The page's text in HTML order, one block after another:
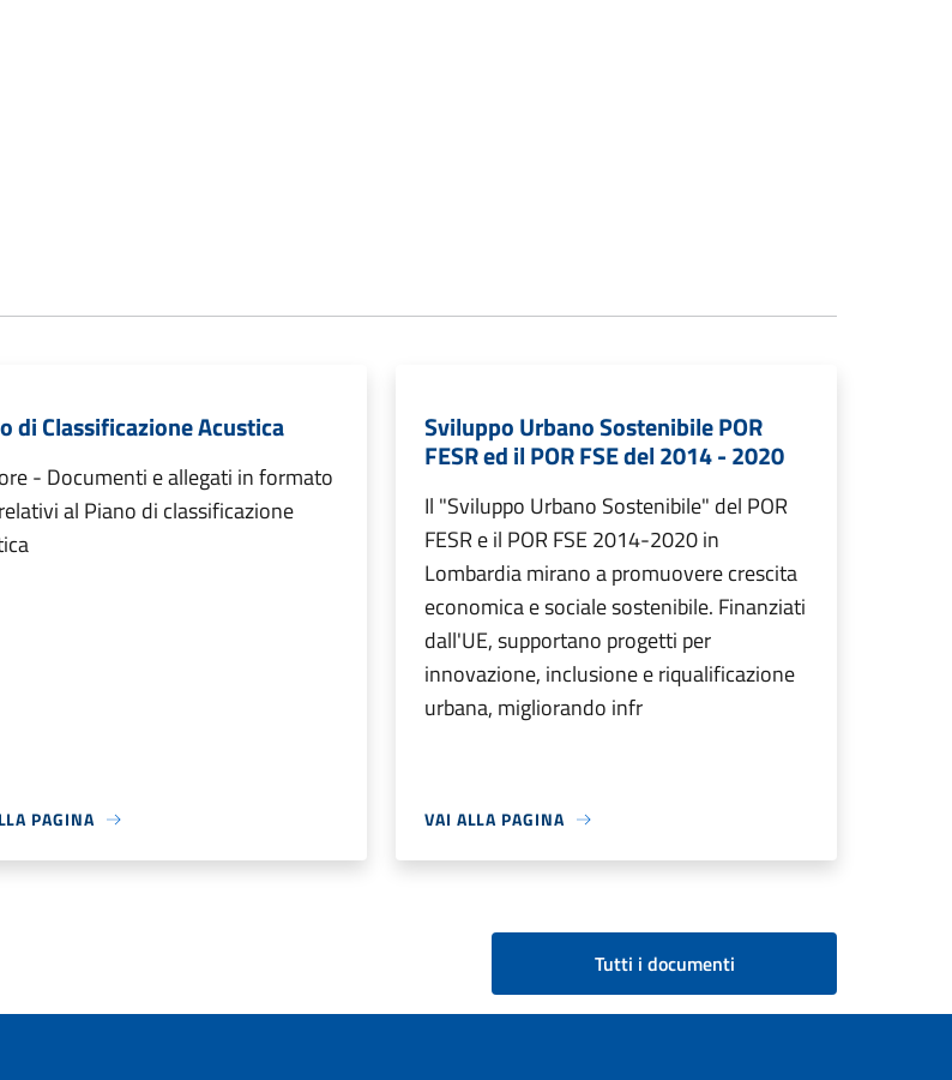
di Classificazione Acustica
- Documenti e allegati in formato
al Piano di classificazione
PAGINA
Sviluppo Urbano Sostenibile POR
FESR ed il POR FSE del 2014 - 2020
Il "Sviluppo Urbano Sostenibile" del POR
FESR e il POR FSE 2014-2020 in
Lombardia mirano a promuovere crescita
economica e sociale sostenibile. Finanziati
dall'UE, supportano progetti per
innovazione, inclusione e riqualificazione
urbana, migliorando infr
VAI ALLA PAGINA
Tutti i documenti